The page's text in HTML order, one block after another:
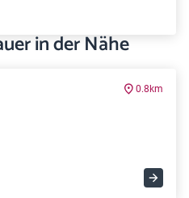
in der Nähe
0.8km